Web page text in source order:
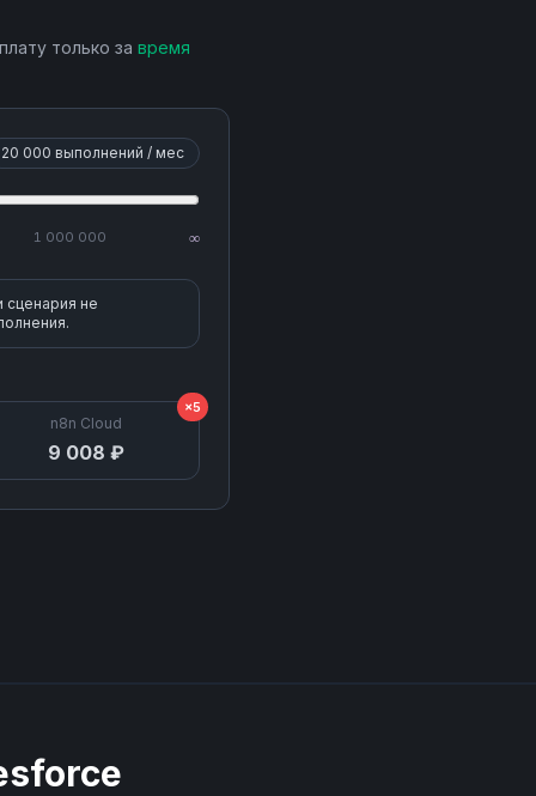
только за время
20 000 выполнений / мес
1 000 000 ∞
сценария не
n8n Cloud
9 008 ₽
×5